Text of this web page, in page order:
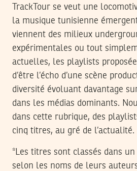
TrackTour se veut une
la musique tunisienne
viennent des milieux
expérimentales ou tout
actuelles, les playlists
d’être l’écho d’une scène
diversité évoluant davantage
dans les médias dominants.
dans cette rubrique, des
cinq titres, au gré de l’actualité.
*Les titres sont classés dans
selon les noms de leurs